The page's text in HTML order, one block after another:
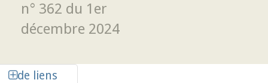
n° 362 du 1er
décembre 2024
de liens